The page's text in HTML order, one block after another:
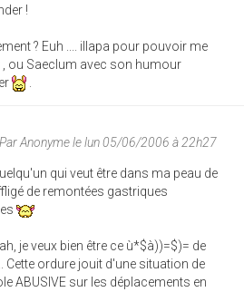
!
? Euh .... illapa pour pouvoir me
, ou Saeclum avec son humour
ParAnonymele lun 05/06/2006 à 22h27
qui veut être dans ma peau de
de remontées gastriques
je veux bien être ce ù*$à))=$)= de
Cette ordure jouit d'une situation de
ABUSIVE sur les déplacements en